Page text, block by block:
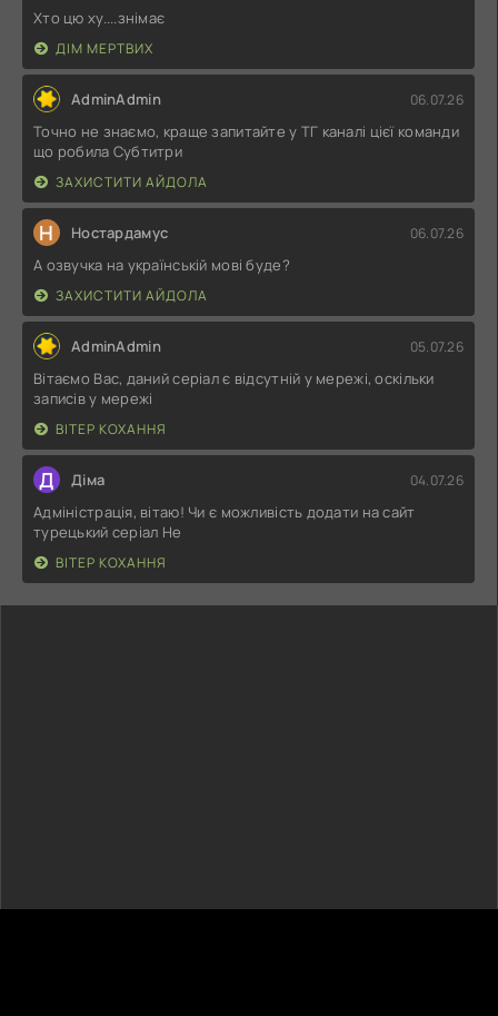
Хто цю ху....знімає
ДІМ МЕРТВИХ
AdminAdmin 06.07.26
Точно не знаємо, краще запитайте у ТГ каналі цієї команди
що робила Субтитри
ЗАХИСТИТИ АЙДОЛА
Н Ностардамус 06.07.26
А озвучка на українській мові буде?
ЗАХИСТИТИ АЙДОЛА
AdminAdmin 05.07.26
Вітаємо Вас, даний серіал є відсутній у мережі, оскільки
записів у мережі
ВІТЕР КОХАННЯ
Д Діма 04.07.26
Адміністрація, вітаю! Чи є можливість додати на сайт
турецький серіал Не
ВІТЕР КОХАННЯ